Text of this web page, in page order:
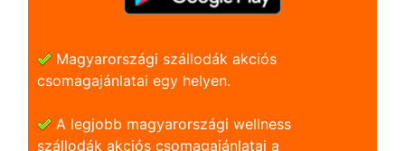
Magyarországi szállodák akciós
csomagajánlatai egy helyen.
A legjobb magyarországi wellness
szállodák akciós csomagajánlatai a